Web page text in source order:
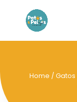
Home /Gatos